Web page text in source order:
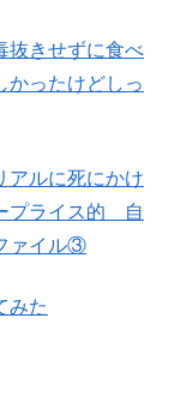
抜きせずに食べ
かったけどしっ
アルに死にかけ
プライス的 自
ァイル③
みた